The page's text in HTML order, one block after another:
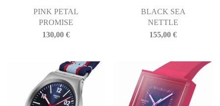
PINK PETAL
PROMISE
130,00 €
BLACK SEA
NETTLE
155,00€